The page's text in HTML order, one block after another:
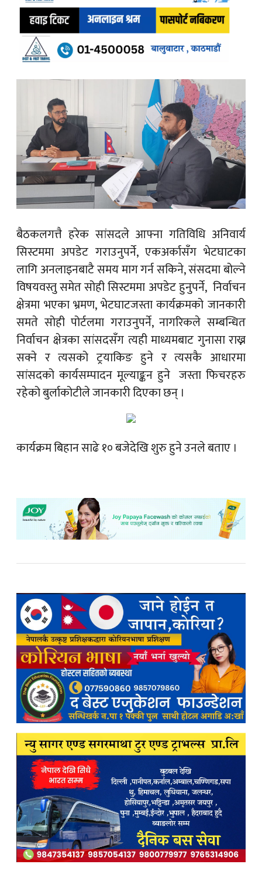
बैठकलगत्तै हरेक सांसदले आफ्ना गतिविधि अनिवार्य
सिस्टममा अपडेट गराउनुपर्ने, एकअर्कासँग भेटघाटका
लागि अनलाइनबाटै समय माग गर्न सकिने, संसदमा बोल्ने
विषयवस्तु समेत सोही सिस्टममा अपडेट हुनुपर्ने, निर्वाचन
क्षेत्रमा भएका भ्रमण, भेटघाटजस्ता कार्यक्रमको जानकारी
समते सोही पोर्टलमा गराउनुपर्ने, नागरिकले सम्बन्धित
निर्वाचन क्षेत्रका सांसदसँग त्यही माध्यमबाट गुनासा राख्न
सक्ने र त्यसको ट्रयाकिङ हुने र त्यसकै आधारमा
सांसदको कार्यसम्पादन मूल्याङ्कन हुने जस्ता फिचरहरु
रहेको बुर्लाकोटीले जानकारी दिएका छन् ।
कार्यक्रम बिहान साढे १० बजेदेखि शुरु हुने उनले बताए ।